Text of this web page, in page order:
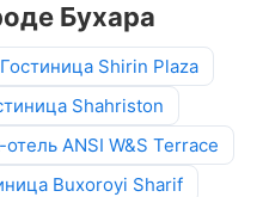
Бухара
Гостиница Shirin Plaza
Shahriston
отель ANSI W&S Terrace
Buxoroyi Sharif